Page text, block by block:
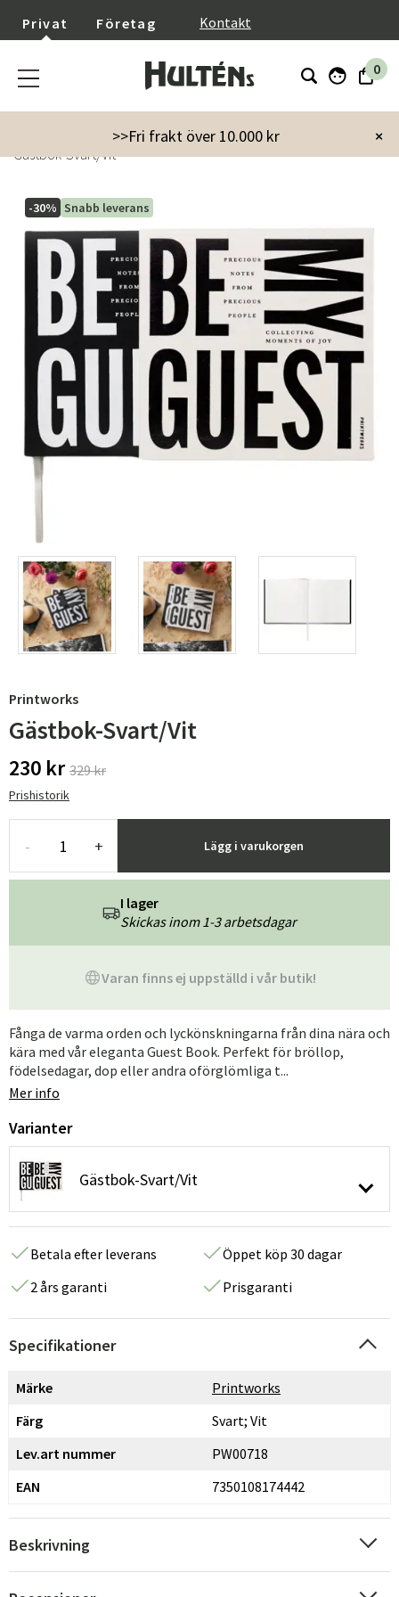
Privat Företag Kontakt
0
×
>>Fri frakt över 10.000 kr
Inredning Dekoration
Inredningsdetaljer
Gästbok-Svart/Vit
-30% Snabb leverans
Printworks
Gästbok-Svart/Vit
230 kr 329 kr
Prishistorik
- + Lägg i varukorgen
Varan finns ej uppställd i vår butik!
I lager
Skickas inom 1-3 arbetsdagar
Fånga de varma orden och lyckönskningarna från dina nära och
kära med vår eleganta Guest Book. Perfekt för bröllop,
födelsedagar, dop eller andra oförglömliga t...
Mer info
Varianter
Gästbok-Svart/Vit
Betala efter leverans
Öppet köp 30 dagar
2 års garanti
Prisgaranti
Specifikationer
Märke
Printworks
Färg
Svart; Vit
Lev.art nummer
PW00718
EAN
7350108174442
Beskrivning